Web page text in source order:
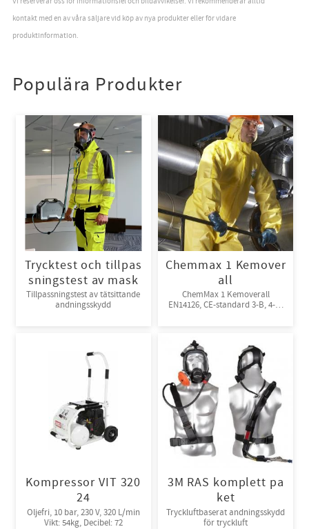
kontakt med en av våra säljare vid köp av nya produkter eller för vidare
produktinformation.
Populära Produkter
Trycktest och tillpas
sningstest av mask
Tillpassningstest av tätsittande
andningsskydd
Chemmax 1 Kemover
all
ChemMax 1 Kemoverall
EN14126, CE-standard 3-B, 4-B,
Kompressor VIT 320
24
Oljefri, 10 bar, 230 V, 320 L/min
Vikt: 54kg, Decibel: 72
3M RAS komplett pa
ket
Tryckluftbaserat andningsskydd
för tryckluft